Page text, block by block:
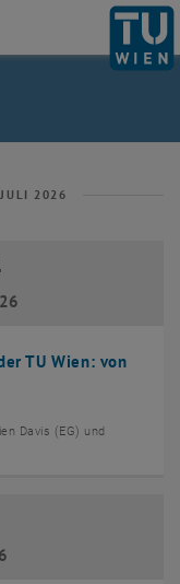
JULI 2026
TU Wien: von
bis 04 September 2026
Davis (EG) und
bis 16 Juli 2026